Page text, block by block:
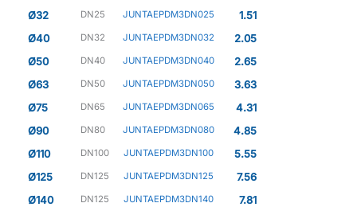
Ø32
DN25 JUNTAEPDM3DN025
1.51
Ø40
DN32 JUNTAEPDM3DN032
2.05
Ø50
DN40 JUNTAEPDM3DN040
2.65
Ø63
DN50 JUNTAEPDM3DN050
3.63
Ø75
DN65 JUNTAEPDM3DN065
4.31
Ø90
DN80 JUNTAEPDM3DN080
4.85
Ø110
DN100 JUNTAEPDM3DN100
5.55
Ø125
DN125 JUNTAEPDM3DN125
7.56
Ø140
DN125 JUNTAEPDM3DN140
7.81